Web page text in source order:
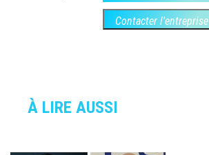
Contacter l'entreprise
À LIRE AUSSI